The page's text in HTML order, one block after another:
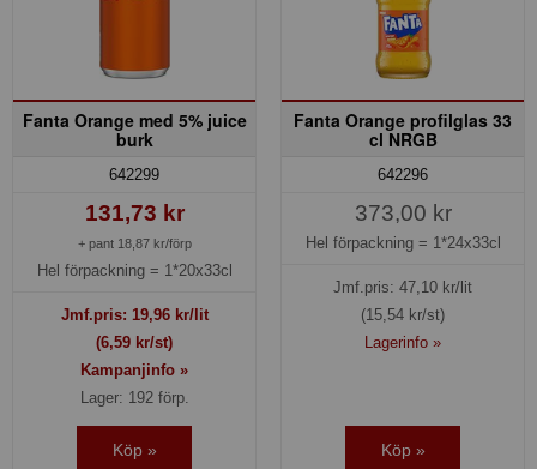
Fanta Orange med 5% juice
burk
642299
131,73 kr
+ pant 18,87 kr/förp
Hel förpackning = 1*20x33cl
Jmf.pris: 19,96kr/lit
(6,59 kr/st)
Kampanjinfo »
Lager: 192 förp.
Köp »
Fanta Orange profilglas 33
cl NRGB
642296
373,00 kr
Hel förpackning = 1*24x33cl
Jmf.pris: 47,10 kr/lit
(15,54 kr/st)
Lagerinfo »
Köp »